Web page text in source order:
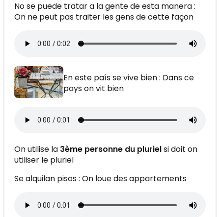
No se puede tratar a la gente de esta manera :
On ne peut pas traiter les gens de cette façon
En este país se vive bien : Dans ce
pays on vit bien
On utilise la 3ème personne du plurielsi doit on
utiliser le pluriel
Se alquilan pisos : On loue des appartements